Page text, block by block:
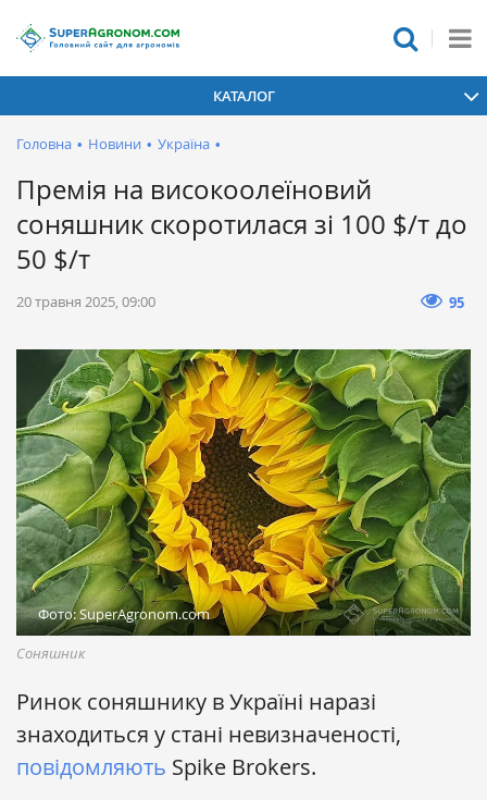
КАТАЛОГ
Головна • Новини • Україна •
Премія на високоолеїновий
соняшник скоротилася зі 100 $/т до
50 $/т
20 травня 2025, 09:00 95
Фото: SuperAgronom.com
Соняшник
Ринок соняшнику в Україні наразі
знаходиться у стані невизначеності,
повідомляють Spike Brokers.